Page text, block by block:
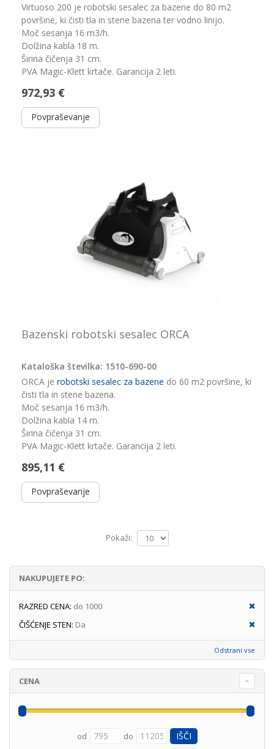
Virtuoso 200 je robotski sesalec za bazene do 80 m2
površine, ki čisti tla in stene bazena ter vodno linijo.
Moč sesanja 16 m3/h.
Dolžina kabla 18 m.
Širina čičenja 31 cm.
PVA Magic-Klett krtače. Garancija 2 leti.
972,93 €
Povpraševanje
Bazenski robotski sesalec ORCA
Kataloška številka: 1510-690-00
ORCA je robotski sesalec za bazene do 60 m2 površine, ki
čisti tla in stene bazena.
Moč sesanja 16 m3/h.
Dolžina kabla 14 m.
Širina čičenja 31 cm.
PVA Magic-Klett krtače. Garancija 2 leti.
895,11 €
Povpraševanje
Pokaži:
NAKUPUJETE PO:
RAZRED CENA: do 1000
ČIŠĆENJE STEN: Da
Odstrani vse
CENA
od do